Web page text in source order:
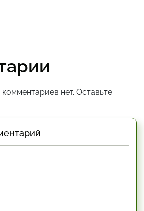
нет. Оставьте